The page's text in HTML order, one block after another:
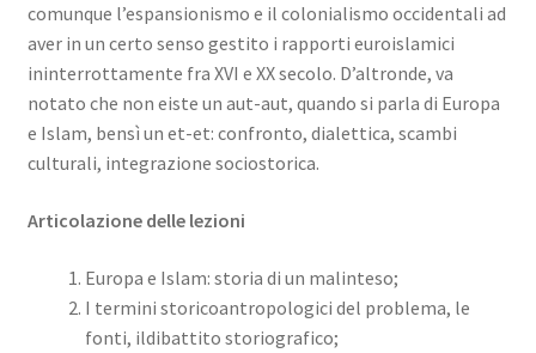
comunque l’espansionismo e il colonialismo occidentali ad
aver in un certo senso gestito i rapporti euroislamici
ininterrottamente fra XVI e XX secolo. D’altronde, va
notato che non eiste un aut-aut, quando si parla di Europa
e Islam, bensì un et-et: confronto, dialettica, scambi
culturali, integrazione sociostorica.
Articolazione delle lezioni
Europa e Islam: storia di un malinteso;
I termini storicoantropologici del problema, le
fonti, ildibattito storiografico;